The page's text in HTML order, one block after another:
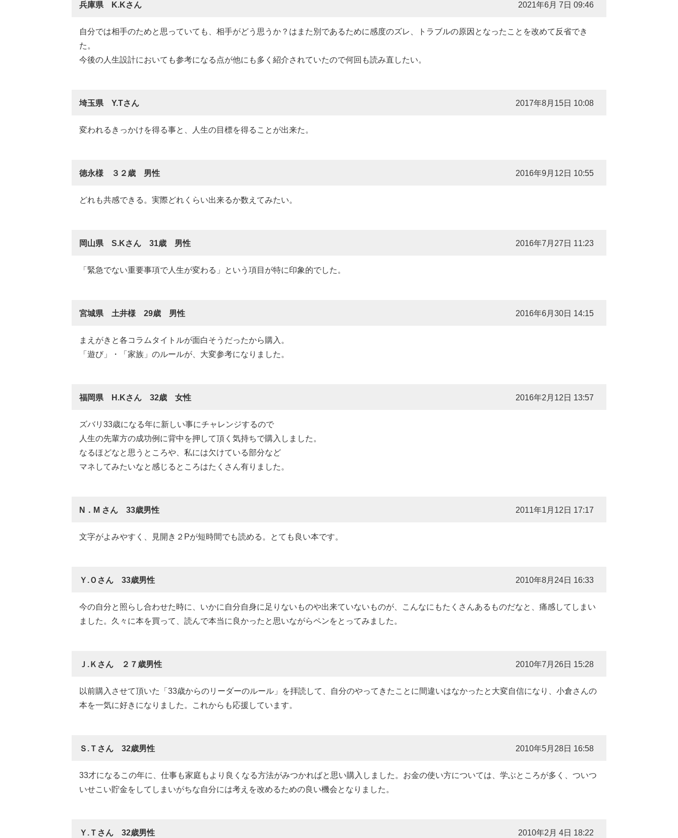
兵庫県 K.Kさん 2021年6月 7日 09:46
自分では相手のためと思っていても、相手がどう思うか？はまた別であるために感度のズレ、トラブルの原因となったことを改めて反省でき
た。
今後の人生設計においても参考になる点が他にも多く紹介されていたので何回も読み直したい。
埼玉県 Y.Tさん 2017年8月15日 10:08
変われるきっかけを得る事と、人生の目標を得ることが出来た。
徳永様 ３２歳 男性 2016年9月12日 10:55
どれも共感できる。実際どれくらい出来るか数えてみたい。
岡山県 S.Kさん 31歳 男性 2016年7月27日 11:23
「緊急でない重要事項で人生が変わる」という項目が特に印象的でした。
宮城県 土井様 29歳 男性 2016年6月30日 14:15
まえがきと各コラムタイトルが面白そうだったから購入。
「遊び」・「家族」のルールが、大変参考になりました。
福岡県 H.Kさん 32歳 女性 2016年2月12日 13:57
ズバリ33歳になる年に新しい事にチャレンジするので
人生の先輩方の成功例に背中を押して頂く気持ちで購入しました。
なるほどなと思うところや、私には欠けている部分など
マネしてみたいなと感じるところはたくさん有りました。
N．M さん 33歳男性 2011年1月12日 17:17
文字がよみやすく、見開き２Pが短時間でも読める。とても良い本です。
Ｙ.Ｏさん 33歳男性 2010年8月24日 16:33
今の自分と照らし合わせた時に、いかに自分自身に足りないものや出来ていないものが、こんなにもたくさんあるものだなと、痛感してしまい
ました。久々に本を買って、読んで本当に良かったと思いながらペンをとってみました。
Ｊ.Ｋさん ２７歳男性 2010年7月26日 15:28
以前購入させて頂いた「33歳からのリーダーのルール」を拝読して、自分のやってきたことに間違いはなかったと大変自信になり、小倉さんの
本を一気に好きになりました。これからも応援しています。
Ｓ.Ｔさん 32歳男性 2010年5月28日 16:58
33才になるこの年に、仕事も家庭もより良くなる方法がみつかればと思い購入しました。お金の使い方については、学ぶところが多く、ついつ
いせこい貯金をしてしまいがちな自分には考えを改めるための良い機会となりました。
Ｙ.Ｔさん 32歳男性 2010年2月 4日 18:22